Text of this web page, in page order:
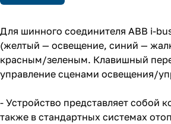
Для шинного соединителя ABB i-
(желтый — освещение, синий —
красным/зеленым. Клавишный
управление сценами освещения/
- Устройство представляет собой
также в стандартных системах